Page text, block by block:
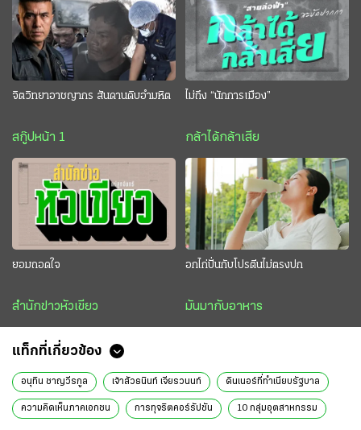
จิตวิทยาอาชญากร สันดานดิบอำมหิต
สกู๊ปหน้า 1
ไม่ถึง “นักการเมือง”
กล้าได้กล้าเสีย
ยอมถอดใจ
สำนักข่าวหัวเขียว
อกไก่ปั่นกับโปรตีนไม่ตรงปก
มันมากับอาหาร
แท็กที่เกี่ยวข้อง
อนุทิน ชาญวีรกูล เจ้าสัวธนินท์ เจียรวนนท์ ดินเนอร์ที่ทำเนียบรัฐบาล
ความคิดเห็นภาคเอกชน การทุจริตคอร์รัปชัน 10 กลุ่มอุตสาหกรรม